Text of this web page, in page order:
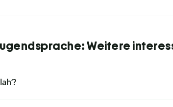
Weitere